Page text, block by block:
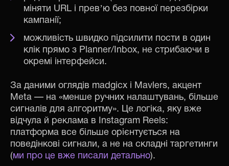
міняти URL і превʼю без повної перезбірки
кампанії;
можливість швидко підсилити пости в один
клік прямо з Planner/Inbox, не стрибаючи в
окремі інтерфейси.
За даними оглядів madgicx і Mavlers, акцент
Meta — на «менше ручних налаштувань, більше
сигналів для алгоритму». Це логіка, яку вже
відчула й реклама в Instagram Reels:
платформа все більше орієнтується на
поведінкові сигнали, а не на складні таргетинги
(ми про це вже писали детально).